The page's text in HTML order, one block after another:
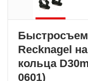
Recknagel
кольца
0601)